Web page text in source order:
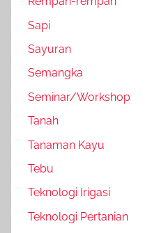
Sapi
Sayuran
Semangka
Seminar/Workshop
Tanah
Tanaman Kayu
Tebu
Teknologi Irigasi
Teknologi Pertanian